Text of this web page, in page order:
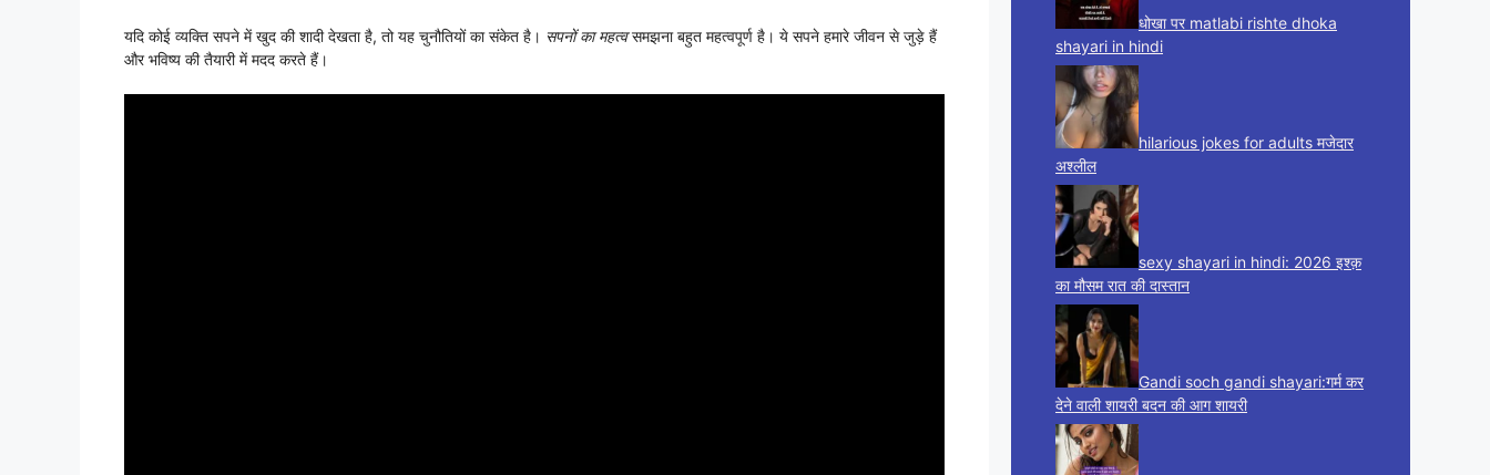
यदि कोई व्यक्ति सपने में खुद की शादी देखता है, तो यह चुनौतियों का संकेत है। सपनों का महत्वसमझना बहुत महत्वपूर्ण है। ये सपने हमारे जीवन से जुड़े हैं
और भविष्य की तैयारी में मदद करते हैं।
धोखा पर matlabi rishte dhoka
shayari in hindi
hilarious jokes for adults मजेदार
अश्लील
sexy shayari in hindi: 2026 इश्क़
का मौसम रात की दास्तान
Gandi soch gandi shayari:गर्म कर
देने वाली शायरी बदन की आग शायरी